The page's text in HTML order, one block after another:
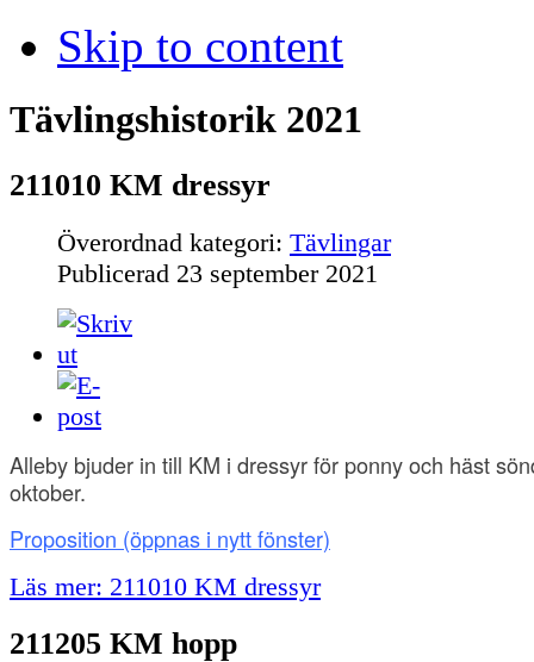
Skip to content
Tävlingshistorik 2021
211010 KM dressyr
Överordnad kategori: Tävlingar
Publicerad 23 september 2021
Alleby bjuder in till KM i dressyr för ponny och häst
oktober.
Proposition (öppnas i nytt fönster)
Läs mer: 211010 KM dressyr
211205 KM hopp